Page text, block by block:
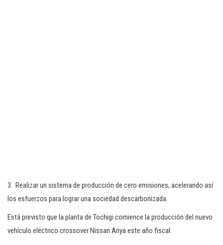
3. Realizar un sistema de producción de cero emisiones, acelerando así
los esfuerzos para lograr una sociedad descarbonizada.
Está previsto que la planta de Tochigi comience la producción del nuevo
vehículo eléctrico crossover Nissan Ariya este año fiscal.